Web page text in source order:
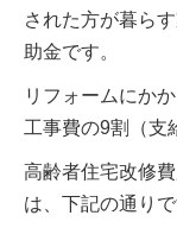
された方が暮ら
助金です。
リフォームにか
工事費の9割（支
高齢者住宅改修
は、下記の通りで